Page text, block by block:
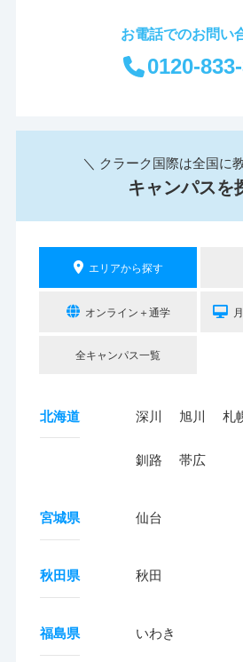
お電話でのお問い
0120-
＼ クラーク国際は全国に
キャンパスを
エリアから探す
オンライン＋通学
全キャンパス一覧
北海道 深川 旭川 札
釧路 帯広
宮城県 仙台
秋田県 秋田
福島県 いわき